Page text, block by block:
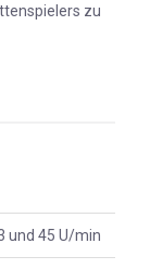
zu
und 45 U/min